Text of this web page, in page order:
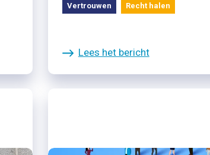
Vertrouwen Recht halen
Lees het bericht